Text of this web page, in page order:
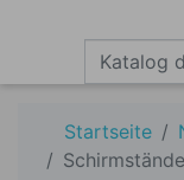
Startseite